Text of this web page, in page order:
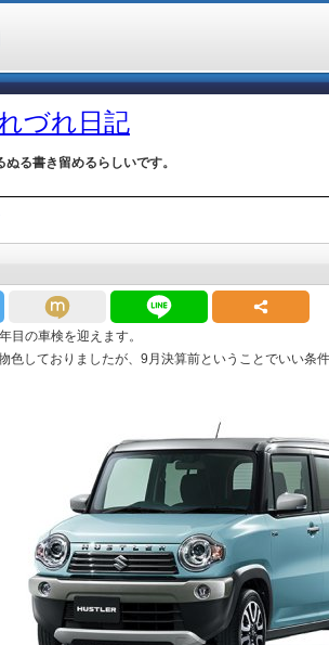
づれ日記
る書き留めるらしいです。
目の車検を迎えます。
色しておりましたが、9月決算前ということでいい条